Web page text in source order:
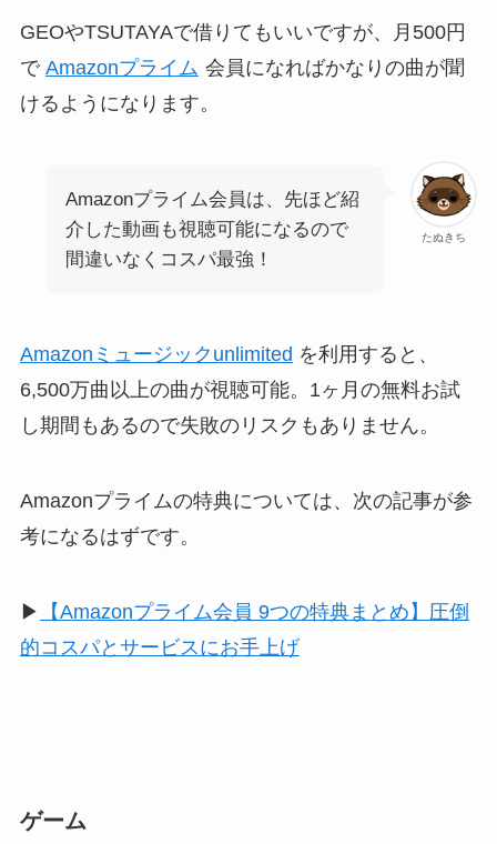
GEOやTSUTAYAで借りてもいいですが、月500円
で Amazonプライム 会員になればかなりの曲が聞
けるようになります。
たぬきち
Amazonプライム会員は、先ほど紹
介した動画も視聴可能になるので
間違いなくコスパ最強！
Amazonミュージックunlimited を利用すると、
6,500万曲以上の曲が視聴可能。1ヶ月の無料お試
し期間もあるので失敗のリスクもありません。
Amazonプライムの特典については、次の記事が参
考になるはずです。
▶︎
【Amazonプライム会員 9つの特典まとめ】圧倒
的コスパとサービスにお手上げ
ゲーム